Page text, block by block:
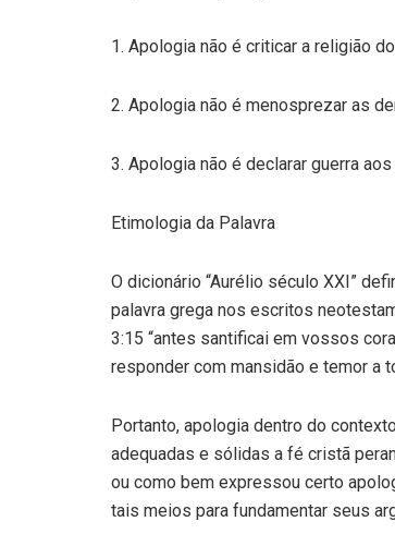
1. Apologia não é criticar a religião
2. Apologia não é menosprezar as
3. Apologia não é declarar guerra
Etimologia da Palavra
O dicionário “Aurélio século XXI”
palavra grega nos escritos
3:15 “antes santificai em vossos
responder com mansidão e temor a
Portanto, apologia dentro do
adequadas e sólidas a fé cristã
ou como bem expressou certo
tais meios para fundamentar seus